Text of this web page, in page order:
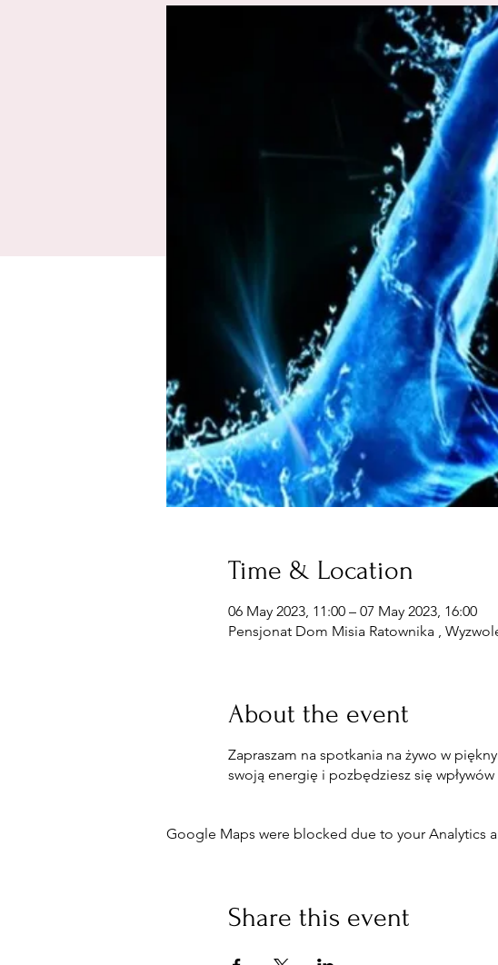
Time & Location
06 May 2023, 11:00 – 07 May 2023, 16:00
Pensjonat Dom Misia Ratownika ,
About the event
Zapraszam na spotkania na żywo w
swoją energię i pozbędziesz się
Google Maps were blocked due to your Analytics
Share this event